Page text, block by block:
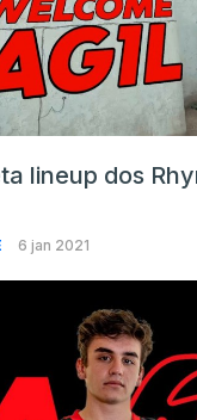
lineup dos
6 jan 2021